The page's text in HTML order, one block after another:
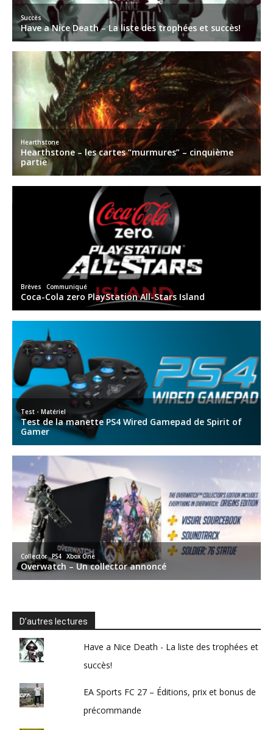
D’autres lectures
Have a Nice Death - La liste des trophées et
succès!
EA Sports FC 27 – Éditions, prix et bonus de
précommande